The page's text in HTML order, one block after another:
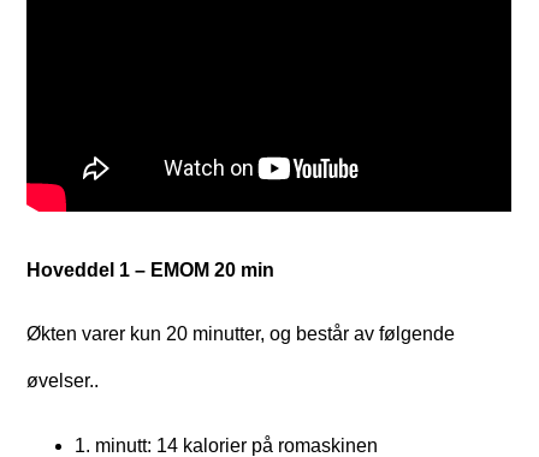
Hoveddel 1 – EMOM 20 min
Økten varer kun 20 minutter, og består av følgende
øvelser..
1. minutt: 14 kalorier på romaskinen